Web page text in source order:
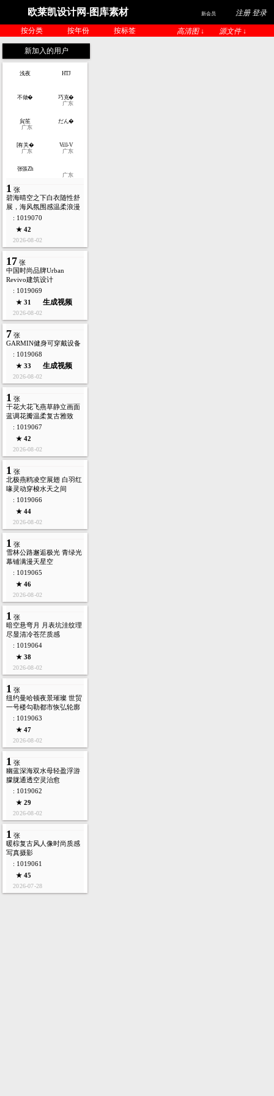
欧莱凯设计网-图库素材 新会员 注册 登录
按分类 按年份 按标签 高清图 ↓ 源文件 ↓
新加入的用户
浅夜 HTJ
不做�
巧克�
广东
貟笙
广东
だん�
[有关�
广东
Vill-V
广东
张張Zh
广东
1 张
碧海晴空之下白衣随性舒
展，海风氛围感温柔浪漫
: 1019070
★ 42
2026-08-02
17 张
中国时尚品牌Urban
Revivo建筑设计
: 1019069
★ 31
生成视频
2026-08-02
7 张
GARMIN健身可穿戴设备
: 1019068
★ 33
生成视频
2026-08-02
1 张
干花大花飞燕草静立画面
蓝调花瓣温柔复古雅致
: 1019067
★ 42
2026-08-02
1 张
北极燕鸥凌空展翅 白羽红
喙灵动穿梭水天之间
: 1019066
★ 44
2026-08-02
1 张
雪林公路邂逅极光 青绿光
幕铺满漫天星空
: 1019065
★ 46
2026-08-02
1 张
暗空悬弯月 月表坑洼纹理
尽显清冷苍茫质感
: 1019064
★ 38
2026-08-02
1 张
纽约曼哈顿夜景璀璨 世贸
一号楼勾勒都市恢弘轮廓
: 1019063
★ 47
2026-08-02
1 张
幽蓝深海双水母轻盈浮游
朦胧通透空灵治愈
: 1019062
★ 29
2026-08-02
1 张
暖棕复古风人像时尚质感
写真摄影
: 1019061
★ 45
2026-07-28